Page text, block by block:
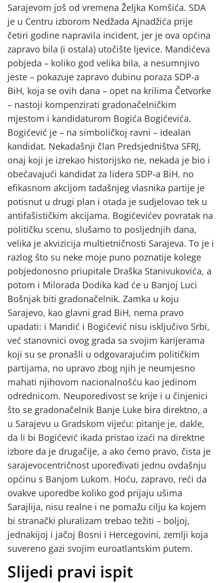
Sarajevom još od vremena Željka Komšića. SDA
je u Centru izborom Nedžada Ajnadžića prije
četiri godine napravila incident, jer je ova općina
zapravo bila (i ostala) utočište ljevice. Mandićeva
pobjeda – koliko god velika bila, a nesumnjivo
jeste – pokazuje zapravo dubinu poraza SDP-a
BiH, koja se ovih dana – opet na krilima Četvorke
– nastoji kompenzirati gradonačelničkim
mjestom i kandidaturom Bogića Bogićevića.
Bogićević je – na simboličkoj ravni – idealan
kandidat. Nekadašnji član Predsjedništva SFRJ,
onaj koji je izrekao historijsko ne, nekada je bio i
obećavajući kandidat za lidera SDP-a BiH, no
efikasnom akcijom tadašnjeg vlasnika partije je
potisnut u drugi plan i otada je sudjelovao tek u
antifašističkim akcijama. Bogićevićev povratak na
političku scenu, slušamo to posljednjih dana,
velika je akvizicija multietničnosti Sarajeva. To je i
razlog što su neke moje puno poznatije kolege
pobjedonosno priupitale Draška Stanivukovića, a
potom i Milorada Dodika kad će u Banjoj Luci
Bošnjak biti gradonačelnik. Zamka u koju
Sarajevo, kao glavni grad BiH, nema pravo
upadati: i Mandić i Bogićević nisu isključivo Srbi,
već stanovnici ovog grada sa svojim karijerama
koji su se pronašli u odgovarajućim političkim
partijama, no upravo zbog njih je neumjesno
mahati njihovom nacionalnošću kao jedinom
odrednicom. Neuporedivost se krije i u činjenici
što se gradonačelnik Banje Luke bira direktno, a
u Sarajevu u Gradskom vijeću: pitanje je, dakle,
da li bi Bogićević ikada pristao izaći na direktne
izbore da je drugačije, a ako ćemo pravo, čista je
sarajevocentričnost upoređivati jednu ovdašnju
općinu s Banjom Lukom. Hoću, zapravo, reći da
ovakve uporedbe koliko god prijaju ušima
Sarajlija, nisu realne i ne pomažu cilju ka kojem
bi stranački pluralizam trebao težiti – boljoj,
jednakijoj i jačoj Bosni i Hercegovini, zemlji koja
suvereno gazi svojim euroatlantskim putem.
Slijedi pravi ispit